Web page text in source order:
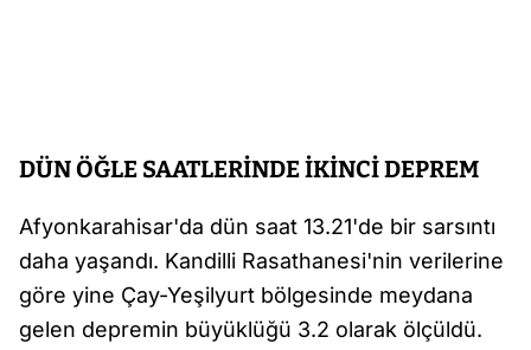
DÜN ÖĞLE SAATLERİNDE İKİNCİ DEPREM
Afyonkarahisar'da dün saat 13.21'de bir sarsıntı
daha yaşandı. Kandilli Rasathanesi'nin verilerine
göre yine Çay-Yeşilyurt bölgesinde meydana
gelen depremin büyüklüğü 3.2 olarak ölçüldü.